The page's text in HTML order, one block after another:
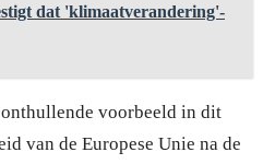
dat 'klimaatverandering'-
voorbeeld in dit
van de Europese Unie na de